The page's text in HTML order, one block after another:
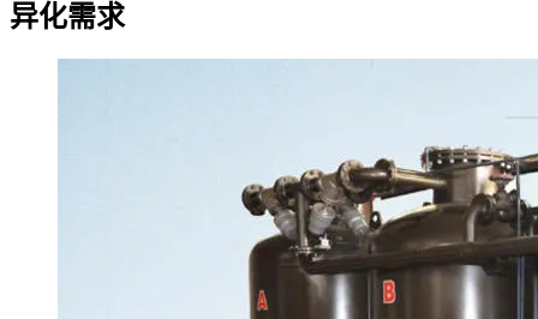
异化需求